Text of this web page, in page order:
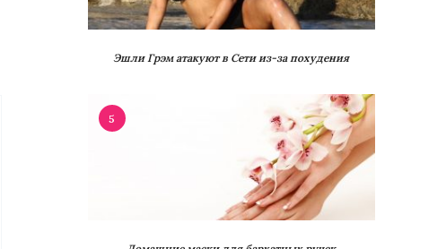
Эшли Грэм атакуют в Сети из-за похудения
5